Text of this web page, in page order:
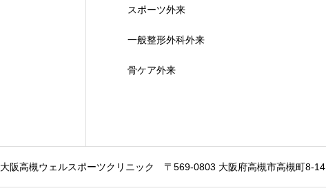
スポーツ外来
一般整形外科外来
骨ケア外来
大阪高槻ウェルスポーツクリニック 〒569-0803 大阪府高槻市高槻町8-14